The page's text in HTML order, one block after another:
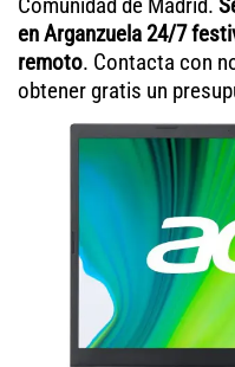
en Arganzuela 24/7
remoto. Contacta con
obtener gratis un